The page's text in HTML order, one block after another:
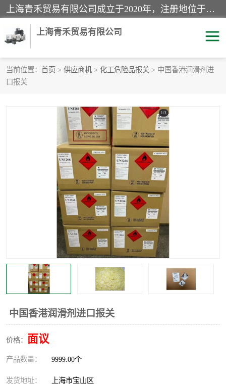
上海青禾贸易有限公司成立于2020年，注册地位于上海市宝山区。经营范围包括：机械设备、五金制品、劳防用品、电子产品、塑胶制品、家具、模具、纺织品、仪器仪表、建筑材料、装饰材料、化工产品、金属制品、机车配件等货物进出口报关、清关服务。
上海青禾贸易有限公司
当前位置： 首页 > 供应商机 > 化工危险品报关 > 中国香港润滑剂进
口报关
中国香港润滑剂进口报关
价格： 面议
产品数量： 9999.00个
发货地址： 上海市宝山区
酒类饮料报关
进口退运报关 服装进口清关
进口杂货清关
家用电器报关 机床进口清关
国际灯具清关